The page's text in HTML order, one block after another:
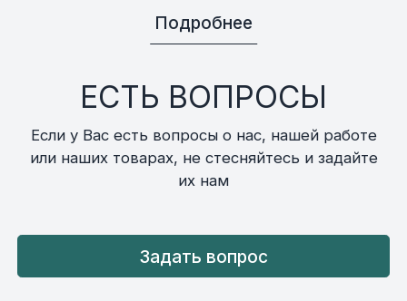
Подробнее
ЕСТЬ ВОПРОСЫ
Если у Вас есть вопросы о нас, нашей работе
или наших товарах, не стесняйтесь и задайте
их нам
Задать вопрос